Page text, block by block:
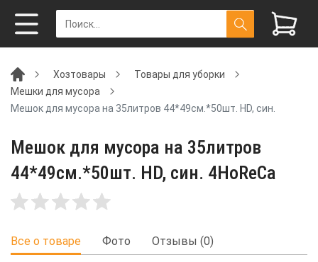
Хозтовары
Товары для уборки
Мешки для мусора
Мешок для мусора на 35литров 44*49см.*50шт. HD, син.
Мешок для мусора на 35литров
44*49см.*50шт. HD, син. 4HoReCa
Все о товаре Фото Отзывы (0)